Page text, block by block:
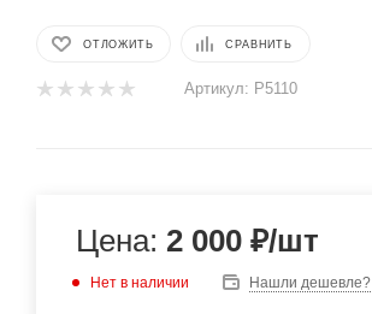
ОТЛОЖИТЬ СРАВНИТЬ
Артикул: P5110
Цена: 2 000 ₽/шт
Нет в наличии Нашли дешевле?